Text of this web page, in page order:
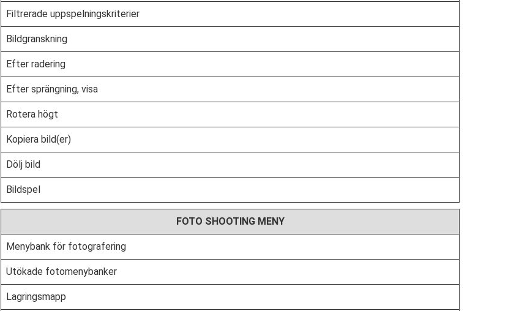
Filtrerade uppspelningskriterier
Bildgranskning
Efter radering
Efter sprängning, visa
Rotera högt
Kopiera bild(er)
Dölj bild
Bildspel
FOTO SHOOTING MENY
Menybank för fotografering
Utökade fotomenybanker
Lagringsmapp